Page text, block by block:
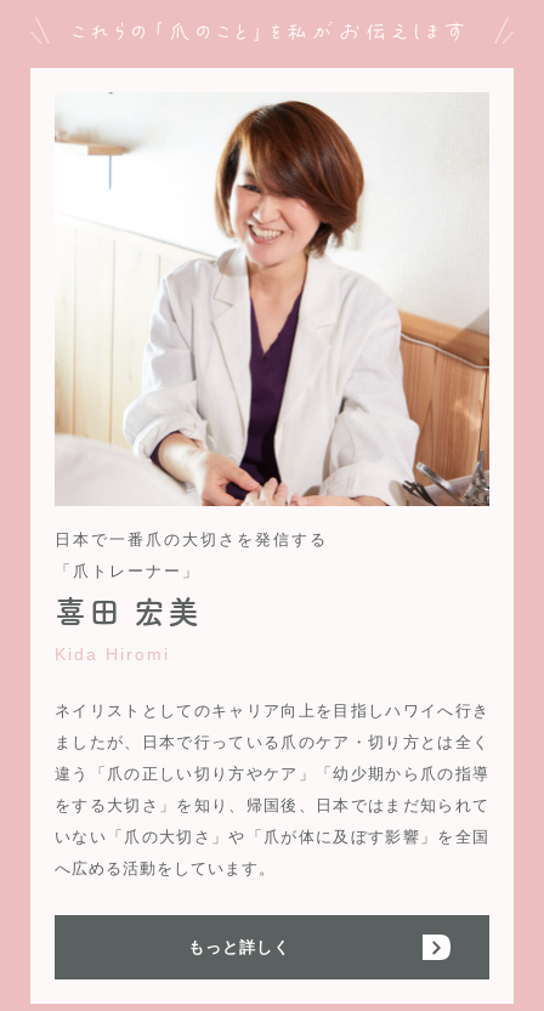
日本で一番爪の大切さを発信する
「爪トレーナー」
喜田 宏美
Kida Hiromi
ネイリストとしてのキャリア向上を目指しハワイへ行き
ましたが、日本で行っている爪のケア・切り方とは全く
違う「爪の正しい切り方やケア」「幼少期から爪の指導
をする大切さ」を知り、帰国後、日本ではまだ知られて
いない「爪の大切さ」や「爪が体に及ぼす影響」を全国
へ広める活動をしています。
もっと詳しく